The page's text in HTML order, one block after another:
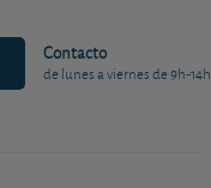
Contacto
de lunes a viernes de 9h-14h